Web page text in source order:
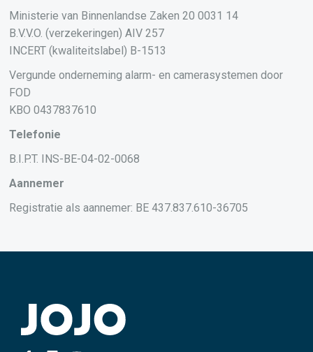
Ministerie van Binnenlandse Zaken 20 0031 14
B.V.V.O. (verzekeringen) AIV 257
INCERT (kwaliteitslabel) B-1513
Vergunde onderneming alarm- en camerasystemen door
FOD
KBO 0437837610
Telefonie
B.I.P.T. INS-BE-04-02-0068
Aannemer
Registratie als aannemer: BE 437.837.610-36705